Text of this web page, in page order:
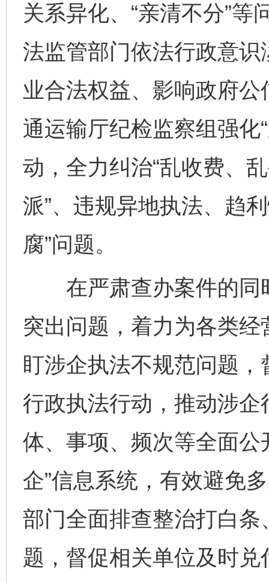
关系异化、“亲清不分”
法监管部门依法行政意
业合法权益、影响政府
通运输厅纪检监察组强化
动，全力纠治“乱收费、
派”、违规异地执法、趋
腐”问题。
在严肃查办案件的同
突出问题，着力为各类
盯涉企执法不规范问题
行政执法行动，推动涉
体、事项、频次等全面公
企”信息系统，有效避免
部门全面排查整治打白
题，督促相关单位及时